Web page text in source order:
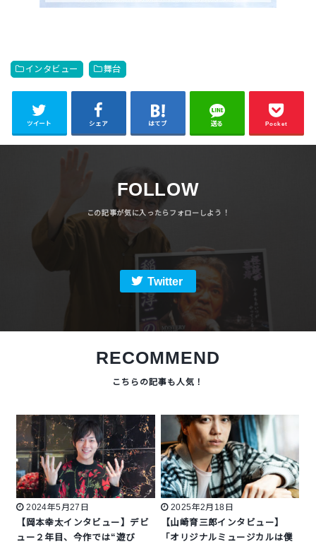
インタビュー 舞台
ツイート シェア はてブ 送る Pocket
FOLLOW
Twitter
RECOMMEND
2024年5月27日
【岡本幸太インタビュー】デビ
ュー２年目、今作では“遊び
2025年2月18日
【山崎育三郎インタビュー】
「オリジナルミュージカルは僕